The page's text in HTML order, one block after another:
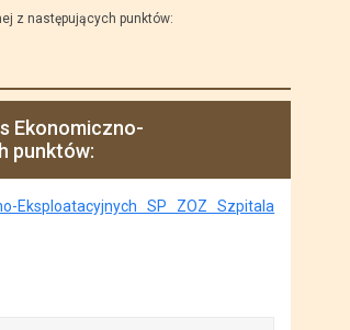
z następujących punktów:
Ekonomiczno-
punktów:
SP ZOZ Szpitala